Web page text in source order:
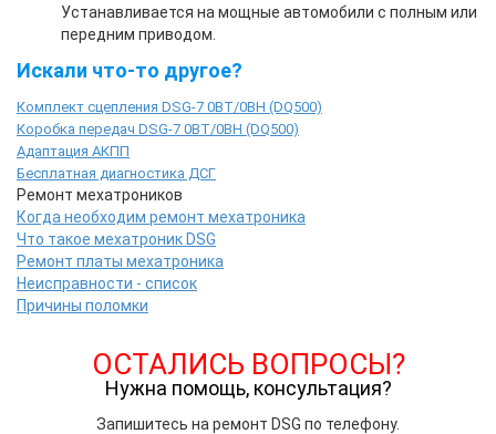
Устанавливается на мощные автомобили с полным или
передним приводом.
Искали что-то другое?
Комплект сцепления DSG-7 0BT/0BH (DQ500)
Коробка передач DSG-7 0BT/0BH (DQ500)
Адаптация АКПП
Бесплатная диагностика ДСГ
Ремонт мехатроников
Когда необходим ремонт мехатроника
Что такое мехатроник DSG
Ремонт платы мехатроника
Неисправности - список
Причины поломки
ОСТАЛИСЬ ВОПРОСЫ?
Нужна помощь, консультация?
Запишитесь на ремонт DSG по телефону.